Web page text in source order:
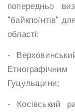
попередньо
"байкпоїнтів"
області:
-
Гуцульщини;
- Косівський